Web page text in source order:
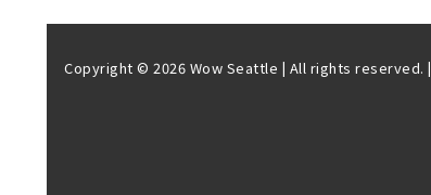
Copyright © 2026 Wow Seattle | All rights reserved. |